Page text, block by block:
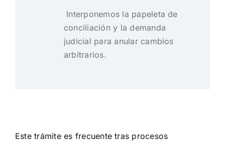
Interponemos la papeleta de
conciliación y la demanda
judicial para anular cambios
arbitrarios.
Este trámite es frecuente tras procesos